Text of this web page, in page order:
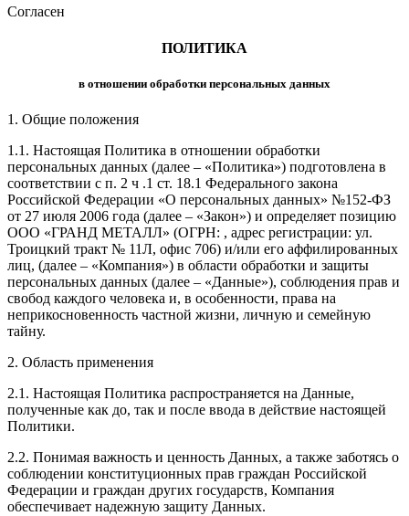
Согласен
ПОЛИТИКА
в отношении обработки персональных данных
1. Общие положения
1.1. Настоящая Политика в отношении обработки
персональных данных (далее – «Политика») подготовлена в
соответствии с п. 2 ч .1 ст. 18.1 Федерального закона
Российской Федерации «О персональных данных» №152-ФЗ
от 27 июля 2006 года (далее – «Закон») и определяет позицию
ООО «ГРАНД МЕТАЛЛ» (ОГРН: , адрес регистрации: ул.
Троицкий тракт № 11Л, офис 706) и/или его аффилированных
лиц, (далее – «Компания») в области обработки и защиты
персональных данных (далее – «Данные»), соблюдения прав и
свобод каждого человека и, в особенности, права на
неприкосновенность частной жизни, личную и семейную
тайну.
2. Область применения
2.1. Настоящая Политика распространяется на Данные,
полученные как до, так и после ввода в действие настоящей
Политики.
2.2. Понимая важность и ценность Данных, а также заботясь о
соблюдении конституционных прав граждан Российской
Федерации и граждан других государств, Компания
обеспечивает надежную защиту Данных.